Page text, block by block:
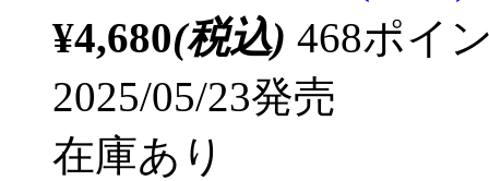
¥4,680(税込) 468ポイ
2025/05/23発売
在庫あり